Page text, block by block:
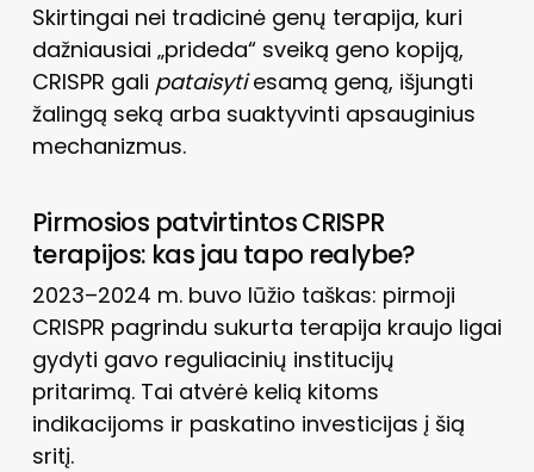
Skirtingai nei tradicinė genų terapija, kuri
dažniausiai „prideda“ sveiką geno kopiją,
CRISPR gali pataisytiesamą geną, išjungti
žalingą seką arba suaktyvinti apsauginius
mechanizmus.
Pirmosios patvirtintos CRISPR
terapijos: kas jau tapo realybe?
2023–2024 m. buvo lūžio taškas: pirmoji
CRISPR pagrindu sukurta terapija kraujo ligai
gydyti gavo reguliacinių institucijų
pritarimą. Tai atvėrė kelią kitoms
indikacijoms ir paskatino investicijas į šią
sritį.